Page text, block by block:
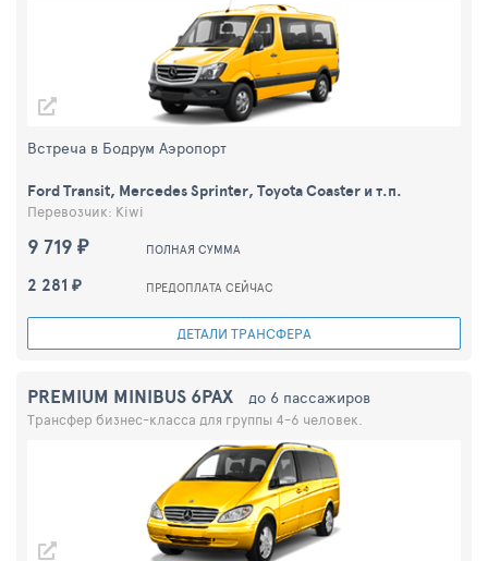
9 719 ₽ ПОЛНАЯ СУММА
2 281 ₽ ПРЕДОПЛАТА СЕЙЧАС
ДЕТАЛИ ТРАНСФЕРА
Встреча в Бодрум Аэропорт
Ford Transit, Mercedes Sprinter, Toyota Coaster и т.п.
Перевозчик: Kiwi
PREMIUM MINIBUS 6PAX до 6 пассажиров
Трансфер бизнес-класса для группы 4-6 человек.